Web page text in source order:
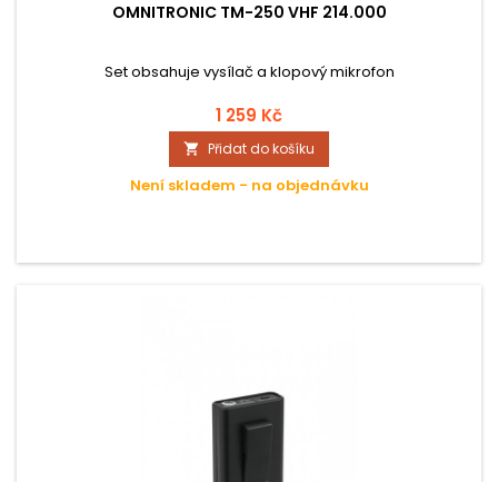
OMNITRONIC TM-250 VHF 214.000
Set obsahuje vysílač a klopový mikrofon
1 259 Kč
 Přidat do košíku
Není skladem - na objednávku